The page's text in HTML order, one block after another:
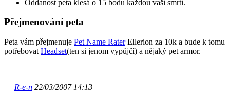
Oddanost peta klesá o 15 bodu každou vaší smrtí.
Přejmenování peta
Peta vám přejmenuje Pet Name RaterEllerion za 10k a bude k tomu
potřebovat Headset(ten si jenom vypůjčí) a nějaký pet armor.
— R-e-n 22/03/2007 14:13